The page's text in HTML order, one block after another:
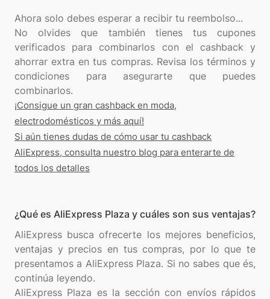
Ahora solo debes esperar a recibir tu reembolso...
No olvides que también tienes tus cupones
verificados para combinarlos con el cashback y
ahorrar extra en tus compras. Revisa los términos y
condiciones para asegurarte que puedes
¡Consigue un gran cashback en moda,
electrodomésticos y más aquí!
Si aún tienes dudas de cómo usar tu cashback
AliExpress, consulta nuestro blog para enterarte de
todos los detalles
¿Qué es AliExpress Plaza y cuáles son sus ventajas?
AliExpress busca ofrecerte los mejores beneficios,
ventajas y precios en tus compras, por lo que te
presentamos a AliExpress Plaza. Si no sabes que és,
continúa leyendo.
AliExpress Plaza es la sección con envíos rápidos